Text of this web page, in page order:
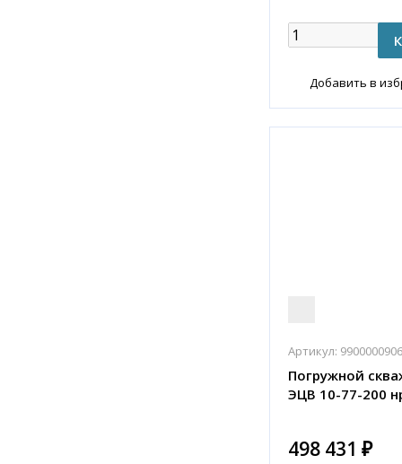
Добавить в
Артикул:
Погружной
ЭЦВ 10-77-200
498 431 ₽